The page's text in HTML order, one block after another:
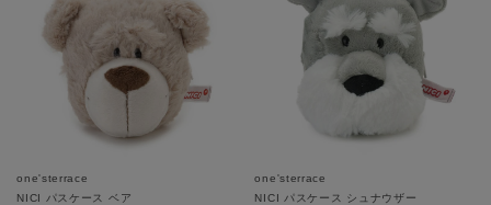
one'sterrace
NICI パスケース ベア
one'sterrace
NICI パスケース シュナウザー